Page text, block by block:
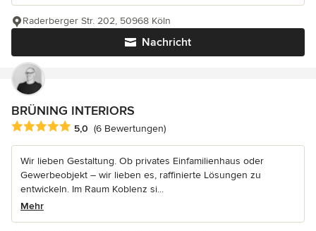
Nachricht
Raderberger Str. 202, 50968 Köln
BRÜNING INTERIORS
Durchschnittliche Bewertung: 5 von 5 Sternen
5,0 (6 Bewertungen)
Wir lieben Gestaltung. Ob privates Einfamilienhaus oder
Gewerbeobjekt – wir lieben es, raffinierte Lösungen zu
entwickeln. Im Raum Koblenz si...
Mehr